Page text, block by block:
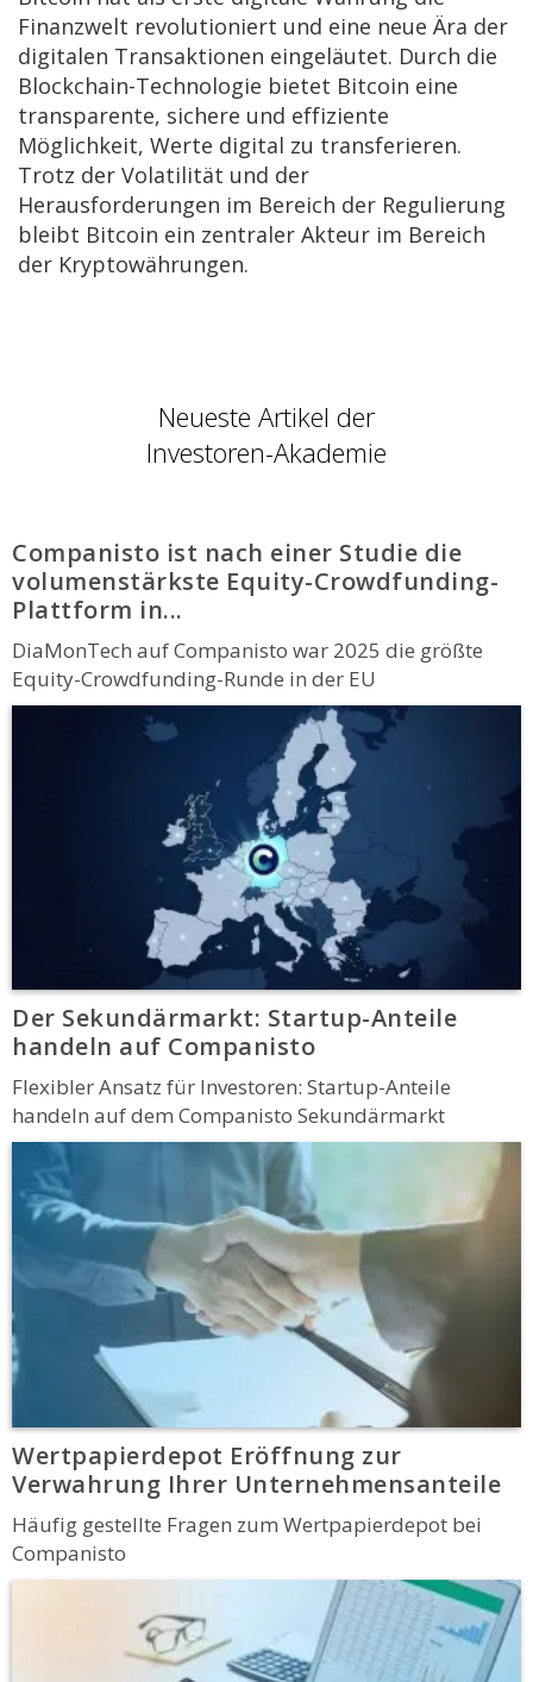
Finanzwelt revolutioniert und eine neue Ära der
digitalen Transaktionen eingeläutet. Durch die
Blockchain-Technologie bietet Bitcoin eine
transparente, sichere und effiziente
Möglichkeit, Werte digital zu transferieren.
Trotz der Volatilität und der
Herausforderungen im Bereich der Regulierung
bleibt Bitcoin ein zentraler Akteur im Bereich
der Kryptowährungen.
Neueste Artikel der
Investoren-Akademie
Companisto ist nach einer Studie die
volumenstärkste Equity-Crowdfunding-
Plattform in...
DiaMonTech auf Companisto war 2025 die größte
Equity-Crowdfunding-Runde in der EU
Der Sekundärmarkt: Startup-Anteile
handeln auf Companisto
Flexibler Ansatz für Investoren: Startup-Anteile
handeln auf dem Companisto Sekundärmarkt
Wertpapierdepot Eröffnung zur
Verwahrung Ihrer Unternehmensanteile
Häufig gestellte Fragen zum Wertpapierdepot bei
Companisto